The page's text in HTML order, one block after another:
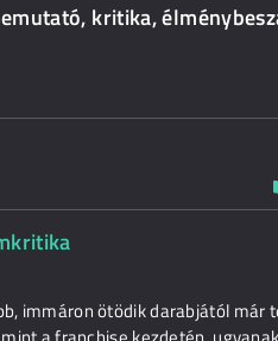
kritika,
immáron ötödik darabjától már